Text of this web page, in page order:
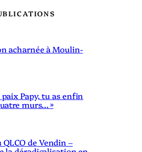
acharnée à Moulin-
paix Papy, tu as enfin
murs… »
QLCO de Vendin –